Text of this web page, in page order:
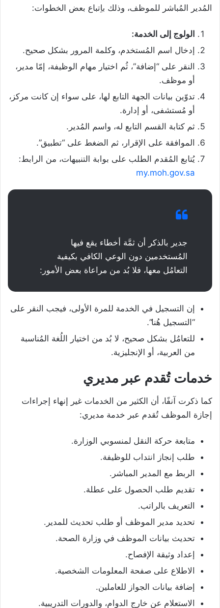
المُدير المُباشر للموظف، وذلك باِتباع بعض الخطوات:
الولوج إلى الخدمة:
إدخال اسم المُستخدم، وكلمة المرور بشكل صحيح.
النقر على “إضافة”، ثُم اختيار مهام الوظيفة، إمّا مدير،
أو موظف.
تدوّين بيانات الجهة التابع لها، على سواء إن كانت مركز،
أو مُستشفى، أو إدارة.
ثم كتابة القسم التابع له، واسم المُدير.
الموافقة على الإقرار، ثم الضغط على “تطبيق”.
يُتابع المُقدم الطلب على بوابة التنبيهات، من الرابط:
my.moh.gov.sa
جدير بالذكر أن ثمَّة أخطاء يقع فيها
المُستخدمين دون الوعي الكافي بكيفية
التعامُل معها، فلا بُد من مراعاة بعض الأمور:
إن التسجيل في الخدمة للمرة الأولى، فيجب النقر على
“التسجيل هُنا”.
للتعامُل بشكل صحيح، لا بُد من اختيار اللُغة المُناسبة
من العربية، أو الإنجليزية.
خدمات تُقدم عبر مديري
كما ذكرت آنفًا، أن الكثير من الخدمات غير إنهاء إجراءات
إجازة الموظف تُقدم عبر خدمة مديري:
متابعة حركة النقل لمنسوبي الوزارة.
طلب إنجاز انتداب للوظيفة.
الربط مع المدير المباشر.
تقديم طلب الحصول على عطلة.
التعريف بالراتب.
تحديد مدير الموظف أو طلب تحديث للمدير.
تحديث بيانات الموظف في وزارة الصحة.
إعداد وثيقة الإفصاح.
الاطلاع على صفحة المعلومات الشخصية.
إضافة بيانات الجواز للعاملين.
الاستعلام عن خارج الدوام، والدورات التدريبية.